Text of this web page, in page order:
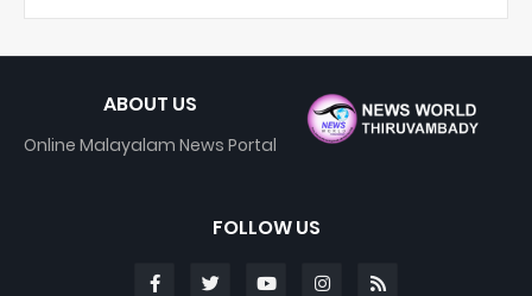
ABOUT US
Online Malayalam News Portal
FOLLOW US